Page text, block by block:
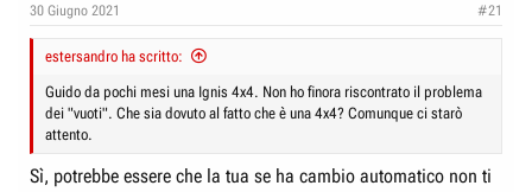
s
30 Giugno 2021 #21
estersandro ha scritto:
Guido da pochi mesi una Ignis 4x4. Non ho finora riscontrato il problema
dei "vuoti". Che sia dovuto al fatto che è una 4x4? Comunque ci starò
attento.
Sì, potrebbe essere che la tua se ha cambio automatico non ti